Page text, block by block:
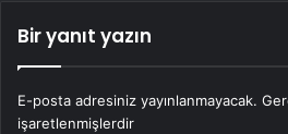
Bir yanıt yazın
E-posta adresiniz yayınlanmayacak.
işaretlenmişlerdir